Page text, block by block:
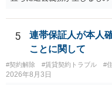
新たな定期借家契約を締結
前提であり、借主が同意し
績、子どもの学校や地域と
などは、借主側の強い居住
重視される要素ですので、貸
がない限り、更新拒絶が認
5
連帯保証人が本人
ことに関して
#契約解除 #賃貸契約トラブル #
2026年8月3日